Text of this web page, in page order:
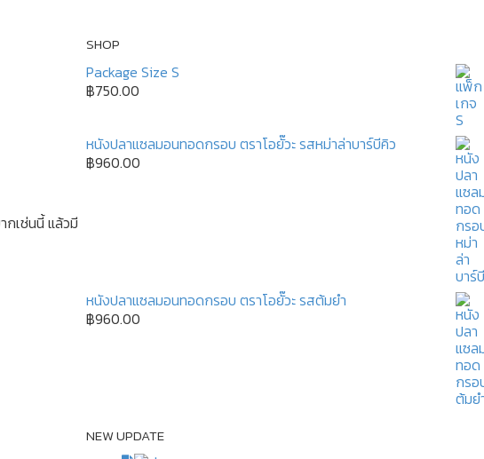
กเช่นนี้ แล้วมี
SHOP
Package Size S
฿750.00
หนังปลาแซลมอนทอดกรอบ ตราโอยั๊วะ รสหม่าล่าบาร์บีคิว
฿960.00
หนังปลาแซลมอนทอดกรอบ ตราโอยั๊วะ รสต้มยำ
฿960.00
NEW UPDATE